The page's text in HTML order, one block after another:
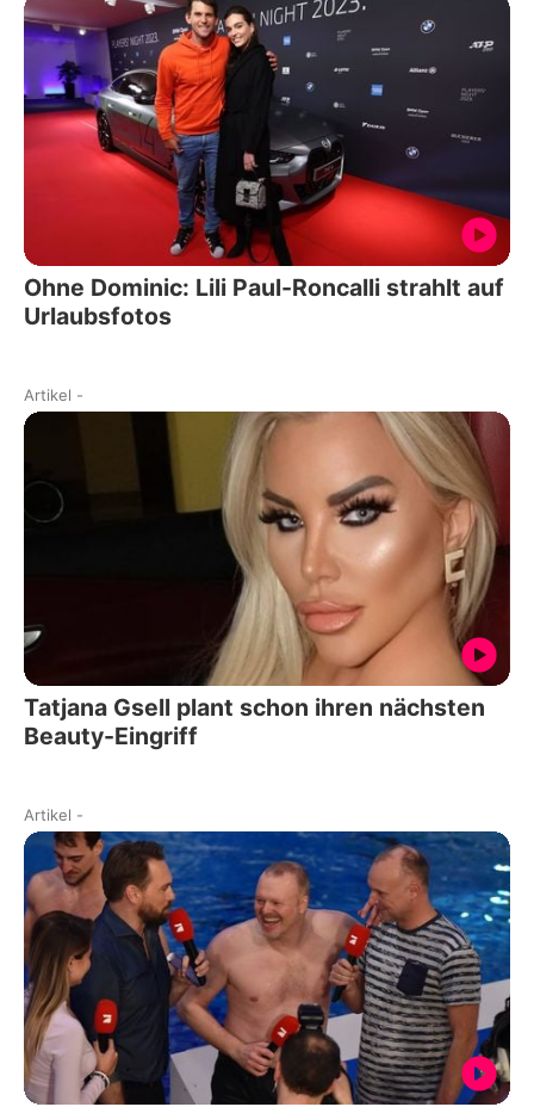
Ohne Dominic: Lili Paul-Roncalli strahlt auf
Urlaubsfotos
Artikel -
Tatjana Gsell plant schon ihren nächsten
Beauty-Eingriff
Artikel -